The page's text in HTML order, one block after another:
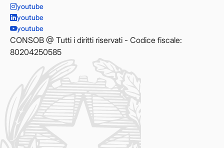
youtube
youtube
youtube
CONSOB @ Tutti i diritti riservati - Codice fiscale:
80204250585